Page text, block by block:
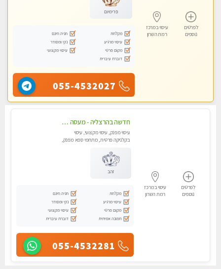
לפרטים
נוספים
עיסוי במרכז
רמת השרון
פרימיום
מקלחת
חניה חינם
עיסוי מרגיע
נקי ומסודר
מקום פרטי
עיסוי מקצועי
דוברת עיברית
055-4532027
לפרטים
נוספים
עיסוי במרכז
רמת השרון
חדשה בהרצליה - מעסה מקצועית ואיכותית פרטי!!!
עיסוי מפנק, עיסוי מקצועי, עיסוי
בקלניקה פרטית, מתחמי ספא מפנק,
זהב
מקלחת
חניה חינם
עיסוי מרגיע
נקי ומסודר
מקום פרטי
עיסוי מקצועי
תמונה אמיתית
דוברת עיברית
055-4532281